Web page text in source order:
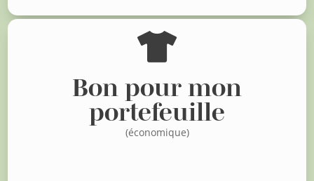

Bon pour mon
portefeuille
(économique)